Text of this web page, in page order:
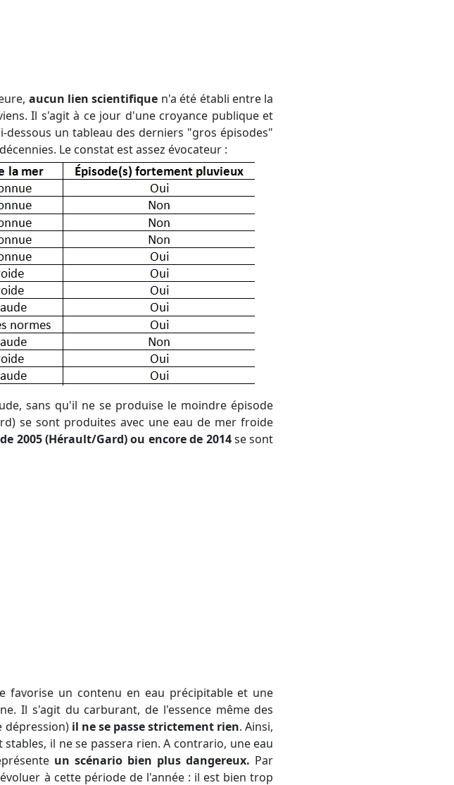
aucun lien scientifique n'a été établi entre la
Il s'agit à ce jour d'une croyance publique et
un tableau des derniers "gros épisodes"
Le constat est assez évocateur :
se sont produites avec une eau de mer froide
2005 (Hérault/Gard) ou encore de 2014se sont
Il s'agit du carburant, de l'essence même des
dépression) il ne se passe strictement rien. Ainsi,
il ne se passera rien. A contrario, une eau
un scénario bien plus dangereux. Par
à cette période de l'année : il est bien trop